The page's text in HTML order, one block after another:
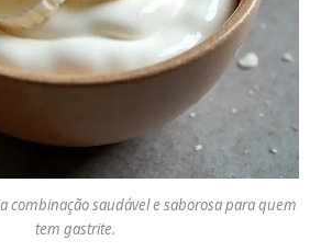
combinação saudável e saborosa para quem
tem gastrite.